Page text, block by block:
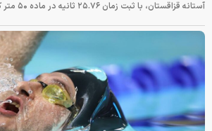
آستانه قزاقستان، با ثبت زمان ۲۵.۷۶ ثانیه در ماده ۵۰ متر کرال پشت به مدال طلا